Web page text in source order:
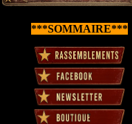
***SOMMAIRE***